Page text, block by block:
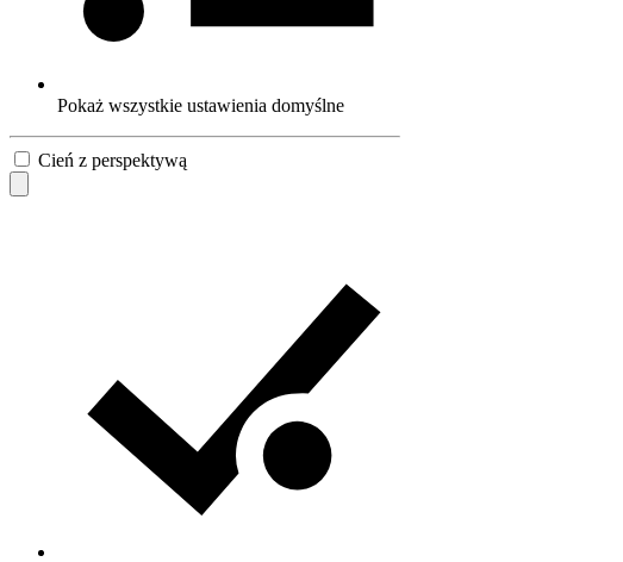
Pokaż wszystkie ustawienia domyślne
Cień z perspektywą